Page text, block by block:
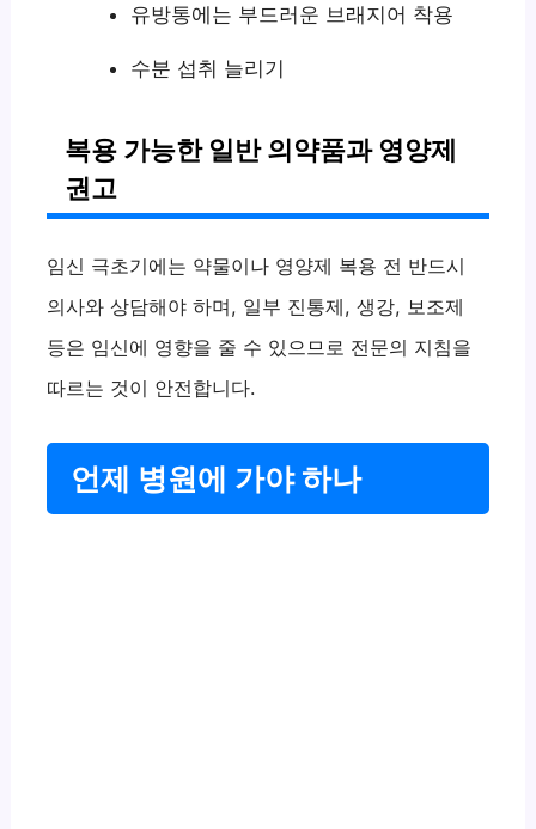
유방통에는 부드러운 브래지어 착용
수분 섭취 늘리기
복용 가능한 일반 의약품과 영양제
권고
임신 극초기에는 약물이나 영양제 복용 전 반드시
의사와 상담해야 하며, 일부 진통제, 생강, 보조제
등은 임신에 영향을 줄 수 있으므로 전문의 지침을
따르는 것이 안전합니다.
언제 병원에 가야 하나